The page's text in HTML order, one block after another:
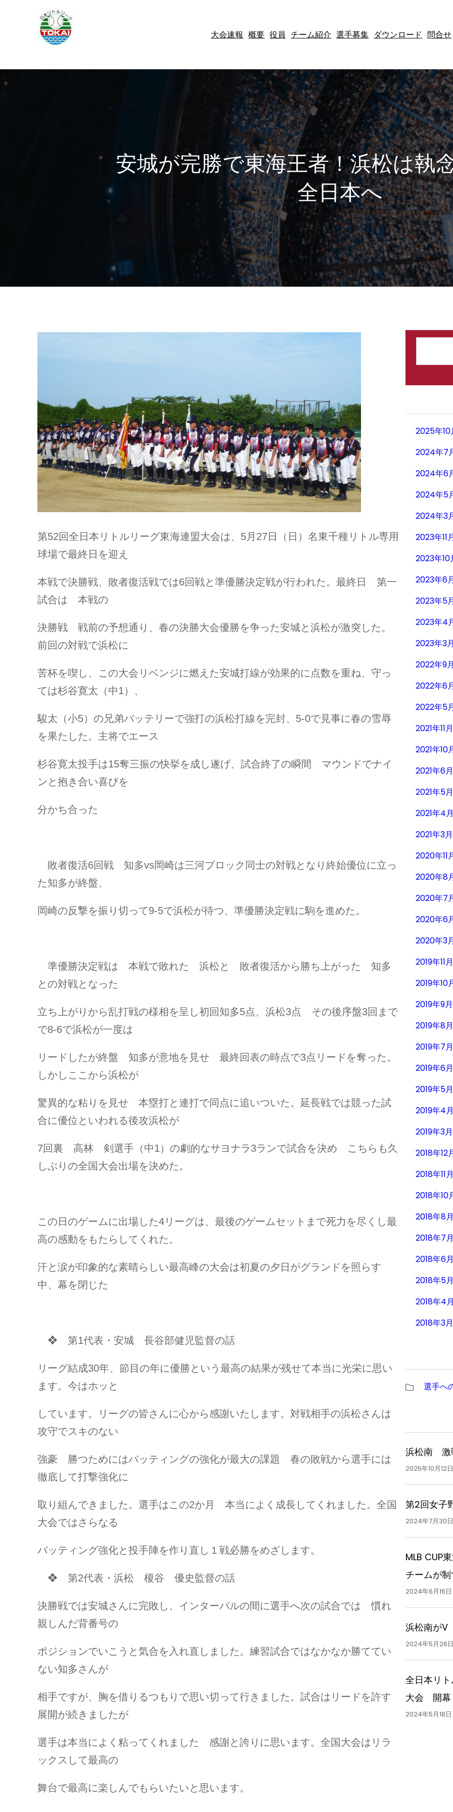
キ
大会速報 概要 役員 チーム紹介 選手募集 ダウンロード 問合せ
安城が完勝で東海王者！浜松は執
全日本へ
第52回全日本リトルリーグ東海連盟大会は、5月27日（日）名東千種リトル専用
球場で最終日を迎え
本戦で決勝戦、敗者復活戦では6回戦と準優勝決定戦が行われた。最終日 第一
試合は 本戦の
決勝戦 戦前の予想通り、春の決勝大会優勝を争った安城と浜松が激突した。
前回の対戦で浜松に
苦杯を喫し、この大会リベンジに燃えた安城打線が効果的に点数を重ね、守っ
ては杉谷寛太（中1）、
駿太（小5）の兄弟バッテリーで強打の浜松打線を完封、5-0で見事に春の雪辱
を果たした。主将でエース
杉谷寛太投手は15奪三振の快挙を成し遂げ、試合終了の瞬間 マウンドでナイ
ンと抱き合い喜びを
分かち合った
敗者復活6回戦 知多vs岡崎は三河ブロック同士の対戦となり終始優位に立っ
た知多が終盤、
岡崎の反撃を振り切って9-5で浜松が待つ、準優勝決定戦に駒を進めた。
準優勝決定戦は 本戦で敗れた 浜松と 敗者復活から勝ち上がった 知多
との対戦となった
立ち上がりから乱打戦の様相を呈し初回知多5点、浜松3点 その後序盤3回まで
で8-6で浜松が一度は
リードしたが終盤 知多が意地を見せ 最終回表の時点で3点リードを奪った。
しかしここから浜松が
驚異的な粘りを見せ 本塁打と連打で同点に追いついた。延長戦では競った試
合に優位といわれる後攻浜松が
7回裏 高林 剣選手（中1）の劇的なサヨナラ3ランで試合を決め こちらも久
しぶりの全国大会出場を決めた。
この日のゲームに出場した4リーグは、最後のゲームセットまで死力を尽くし最
高の感動をもたらしてくれた。
汗と涙が印象的な素晴らしい最高峰の大会は初夏の夕日がグランドを照らす
中、幕を閉じた
❖ 第1代表・安城 長谷部健児監督の話
リーグ結成30年、節目の年に優勝という最高の結果が残せて本当に光栄に思い
ます。今はホッと
しています。リーグの皆さんに心から感謝いたします。対戦相手の浜松さんは
攻守でスキのない
強豪 勝つためにはバッティングの強化が最大の課題 春の敗戦から選手には
徹底して打撃強化に
取り組んできました。選手はこの2か月 本当によく成長してくれました。全国
大会ではさらなる
バッティング強化と投手陣を作り直し１戦必勝をめざします。
❖ 第2代表・浜松 榎谷 優史監督の話
決勝戦では安城さんに完敗し、インターバルの間に選手へ次の試合では 慣れ
親しんだ背番号の
ポジションでいこうと気合を入れ直しました。練習試合ではなかなか勝ててい
ない知多さんが
相手ですが、胸を借りるつもりで思い切って行きました。試合はリードを許す
展開が続きましたが
選手は本当によく粘ってくれました 感謝と誇りに思います。全国大会はリラ
ックスして最高の
舞台で最高に楽しんでもらいたいと思います。
2025年10
2024年7
2024年6
2024年5
2024年3
2023年11
2023年10
2023年6
2023年5
2023年4
2023年3月
2022年9月
2022年6
2022年5
2021年11月
2021年10
2021年6月
2021年5月
2021年4月
2021年3月
2020年11
2020年8
2020年7
2020年6
2020年3
2019年11月
2019年10
2019年9月
2019年8月
2019年7月
2019年6月
2019年5月
2019年4月
2019年3月
2018年12
2018年11月
2018年10
2018年8月
2018年7月
2018年6月
2018年5月
2018年4月
2018年3月
選手へ
浜松南 激
2025年10月12日
第2回女子
2024年7月30日
MLB CUP
チームが制
2024年6月16日
浜松南が
2024年5月26日
全日本リ
大会 開幕
2024年5月18日